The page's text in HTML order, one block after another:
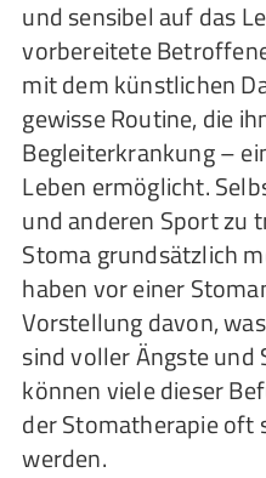
und sensibel auf das
vorbereitete
mit dem künstlichen
gewisse Routine, die
Begleiterkrankung –
Leben ermöglicht.
und anderen Sport zu
Stoma grundsätzlich
haben vor einer
Vorstellung davon,
sind voller Ängste und
können viele dieser
der Stomatherapie
werden.